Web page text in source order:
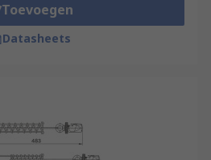
Toevoegen
Datasheets